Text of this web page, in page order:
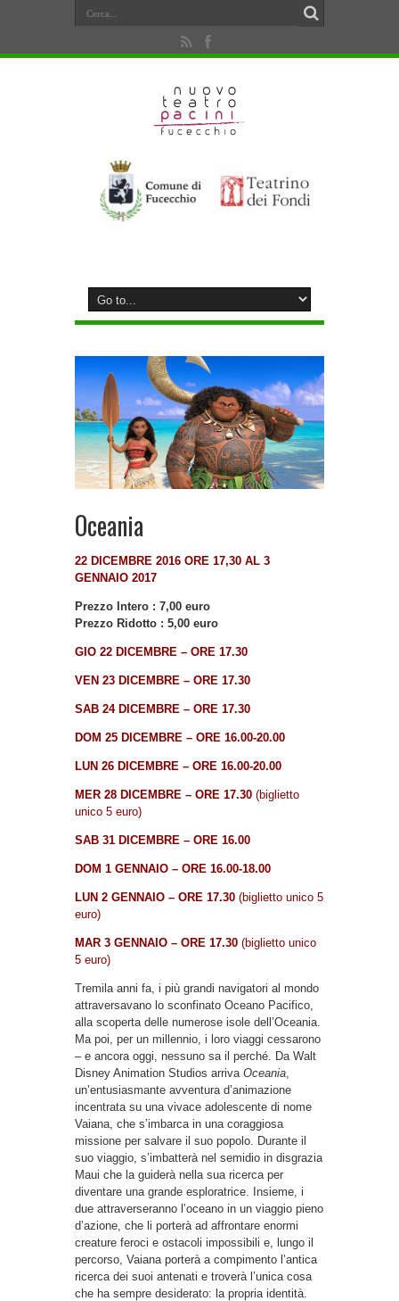
Oceania
22 DICEMBRE 2016 ORE 17,30 AL 3
GENNAIO 2017
Prezzo Intero : 7,00 euro
Prezzo Ridotto : 5,00 euro
GIO 22 DICEMBRE – ORE 17.30
VEN 23 DICEMBRE – ORE 17.30
SAB 24 DICEMBRE – ORE 17.30
DOM 25 DICEMBRE – ORE 16.00-20.00
LUN 26 DICEMBRE – ORE 16.00-20.00
MER 28 DICEMBRE – ORE 17.30 (biglietto
unico 5 euro)
SAB 31 DICEMBRE – ORE 16.00
DOM 1 GENNAIO – ORE 16.00-18.00
LUN 2 GENNAIO – ORE 17.30 (biglietto unico 5
euro)
MAR 3 GENNAIO – ORE 17.30 (biglietto unico
5 euro)
Tremila anni fa, i più grandi navigatori al mondo
attraversavano lo sconfinato Oceano Pacifico,
alla scoperta delle numerose isole dell’Oceania.
Ma poi, per un millennio, i loro viaggi cessarono
– e ancora oggi, nessuno sa il perché. Da Walt
Disney Animation Studios arriva Oceania
un’entusiasmante avventura d’animazione
incentrata su una vivace adolescente di nome
Vaiana, che s’imbarca in una coraggiosa
missione per salvare il suo popolo. Durante il
suo viaggio, s’imbatterà nel semidio in disgrazia
Maui che la guiderà nella sua ricerca per
diventare una grande esploratrice. Insieme, i
due attraverseranno l’oceano in un viaggio pieno
d’azione, che li porterà ad affrontare enormi
creature feroci e ostacoli impossibili e, lungo il
percorso, Vaiana porterà a compimento l’antica
ricerca dei suoi antenati e troverà l’unica cosa
che ha sempre desiderato: la propria identità.